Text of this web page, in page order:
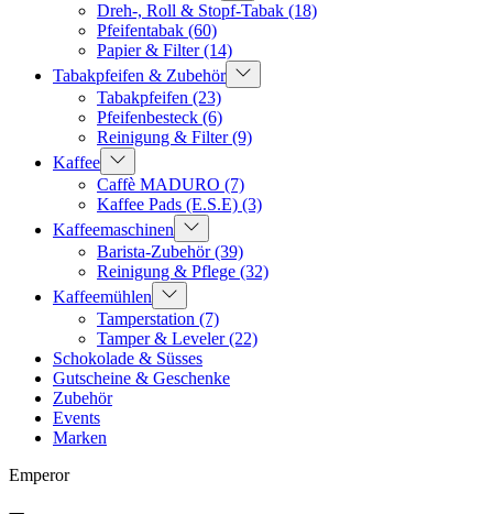
Dreh-, Roll & Stopf-Tabak (18)
Pfeifentabak (60)
Papier & Filter(14)
Tabakpfeifen & Zubehör
Tabakpfeifen (23)
Pfeifenbesteck (6)
Reinigung & Filter(9)
Kaffee
Caffè MADURO (7)
Kaffee Pads (E.S.E) (3)
Kaffeemaschinen
Barista-Zubehör(39)
Reinigung & Pflege (32)
Kaffeemühlen
Tamperstation (7)
Tamper & Leveler(22)
Schokolade & Süsses
Gutscheine & Geschenke
Zubehör
Events
Marken
Emperor